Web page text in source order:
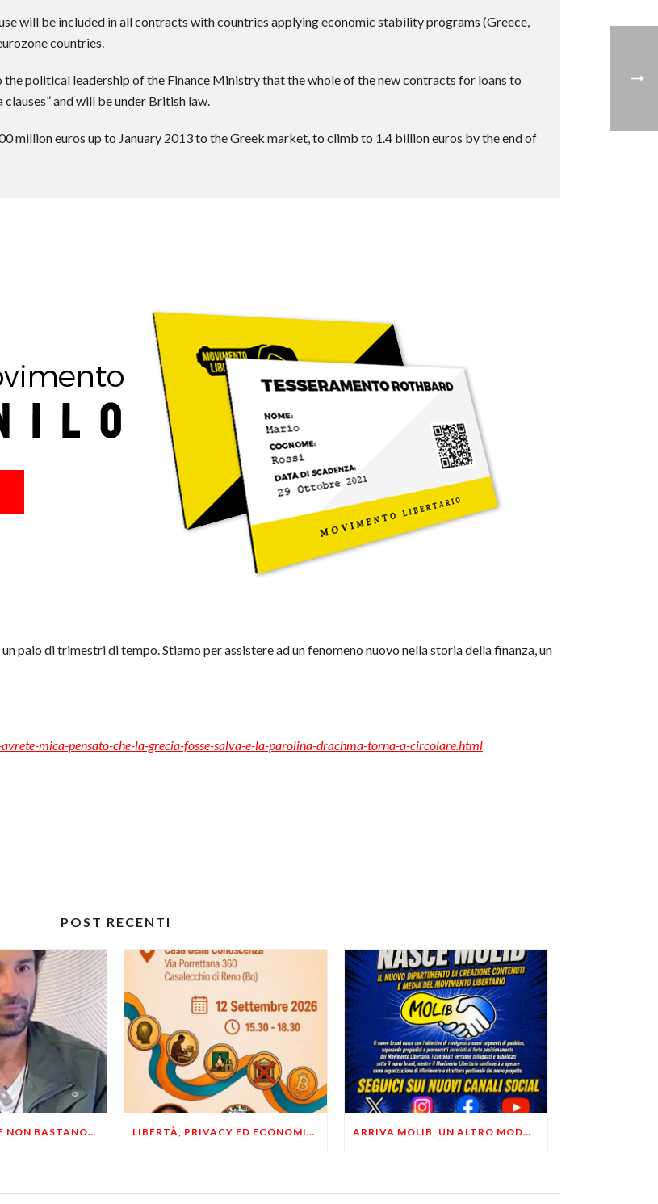
will be included in all contracts with countries applying economic stability programs (Greece,
countries.
the political leadership of the Finance Ministry that the whole of the new contracts for loans to
and will be under British law.
million euros up to January 2013 to the Greek market, to climb to 1.4 billion euros by the end of
paio di trimestri di tempo. Stiamo per assistere ad un fenomeno nuovo nella storia della finanza, un
mica-pensato-che-la-grecia-fosse-salva-e-la-parolina-drachma-torna-a-circolare.html
POST RECENTI
LIBERTÀ, LE IDEE NON BASTANO! SERVONO ESEMPI E UN PO’ DI COERENZA LIBERTÀ, PRIVACY ED ECONOMIA DEL BUON SENSO: FACCO E MUSUMECI A CASALECCHIO DI RENO (BO) ARRIVA MOLIB, UN ALTRO MODO DI COMUNICARE LIBERTARIO